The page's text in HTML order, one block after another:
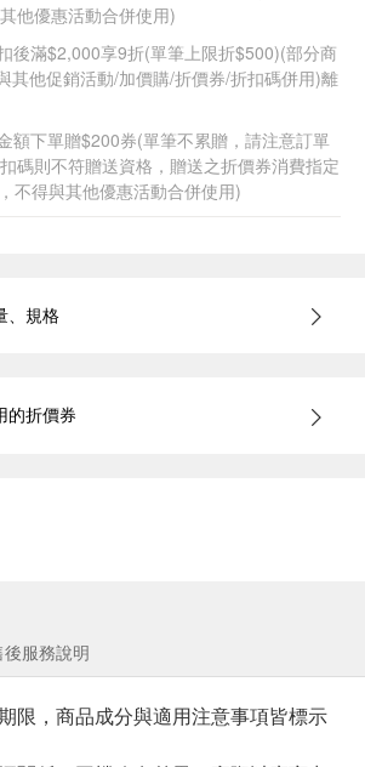
他優惠活動合併使用)
後滿$2,000享9折(單筆上限折$500)(部分商
其他促銷活動/加價購/折價券/折扣碼併用)離
額下單贈$200券(單筆不累贈，請注意訂單
碼則不符贈送資格，贈送之折價券消費指定
不得與其他優惠活動合併使用)
、規格
的折價券
服務說明
限，商品成分與適用注意事項皆標示